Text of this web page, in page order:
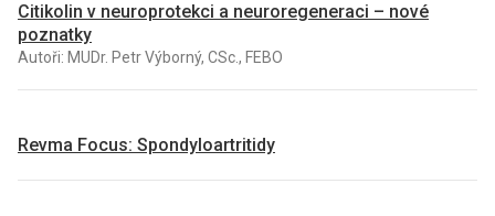
Citikolin v neuroprotekci a neuroregeneraci – nové
poznatky
Autoři: MUDr. Petr Výborný, CSc., FEBO
Revma Focus: Spondyloartritidy